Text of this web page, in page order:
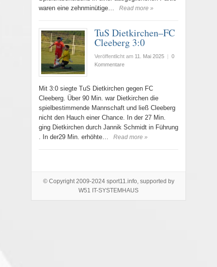
waren eine zehnminütige…
Read more »
TuS Dietkirchen–FC
Cleeberg 3:0
Veröffentlicht am 11. Mai 2025 | 0
Kommentare
Mit 3:0 siegte TuS Dietkirchen gegen FC
Cleeberg. Über 90 Min. war Dietkirchen die
spielbestimmende Mannschaft und ließ Cleeberg
nicht den Hauch einer Chance. In der 27 Min.
ging Dietkirchen durch Jannik Schmidt in Führung
. In der29 Min. erhöhte…
Read more »
© Copyright 2009-2024 sport11.info, supported by
W51 IT-SYSTEMHAUS